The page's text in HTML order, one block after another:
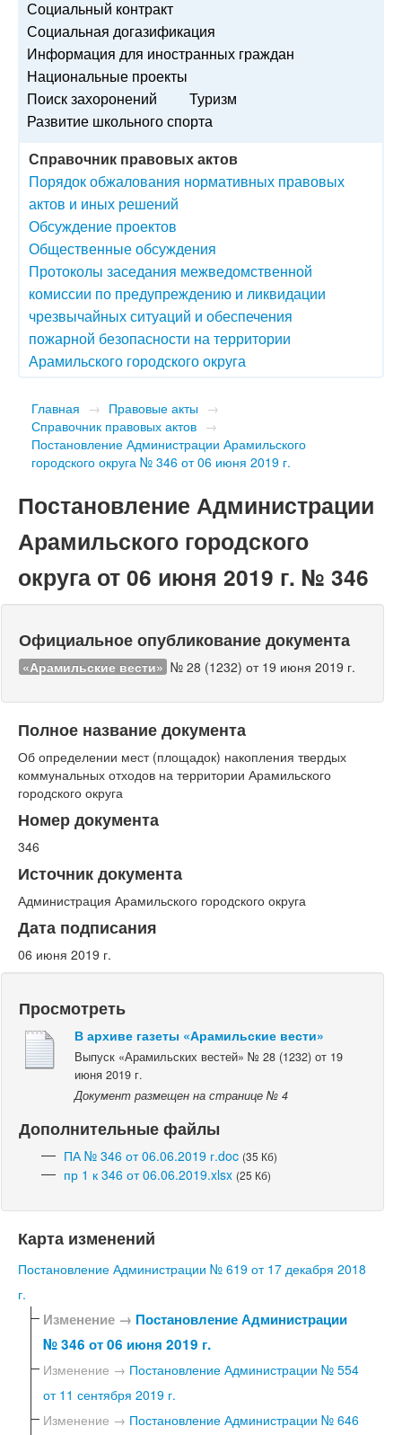
Социальный контракт
Социальная догазификация
Информация для иностранных граждан
Национальные проекты
Поиск захоронений
Туризм
Развитие школьного спорта
Справочник правовых актов
Порядок обжалования нормативных правовых
актов и иных решений
Обсуждение проектов
Общественные обсуждения
Протоколы заседания межведомственной
комиссии по предупреждению и ликвидации
чрезвычайных ситуаций и обеспечения
пожарной безопасности на территории
Арамильского городского округа
Главная → Правовые акты →
Справочник правовых актов →
Постановление Администрации Арамильского
городского округа № 346 от 06 июня 2019 г.
Постановление Администрации
Арамильского городского
округа от 06 июня 2019 г. № 346
Официальное опубликование документа
«Арамильские вести» № 28 (1232) от 19 июня 2019 г.
Полное название документа
Об определении мест (площадок) накопления твердых
коммунальных отходов на территории Арамильского
городского округа
Номер документа
346
Источник документа
Администрация Арамильского городского округа
Дата подписания
06 июня 2019 г.
Просмотреть
В архиве газеты «Арамильские вести»
Выпуск «Арамильских вестей» № 28 (1232) от 19
июня 2019 г.
Документ размещен на странице № 4
Дополнительные файлы
ПА № 346 от 06.06.2019 г.doc (35 Кб)
пр 1 к 346 от 06.06.2019.xlsx (25 Кб)
Карта изменений
Постановление Администрации № 619 от 17 декабря 2018
г.
Изменение → Постановление Администрации
№ 346 от 06 июня 2019 г.
Изменение → Постановление Администрации № 554
от 11 сентября 2019 г.
Изменение → Постановление Администрации № 646